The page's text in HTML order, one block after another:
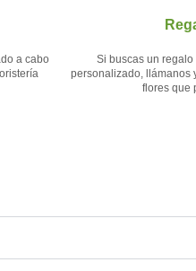
a cabo
Si buscas un
personalizado, llámanos
flores que